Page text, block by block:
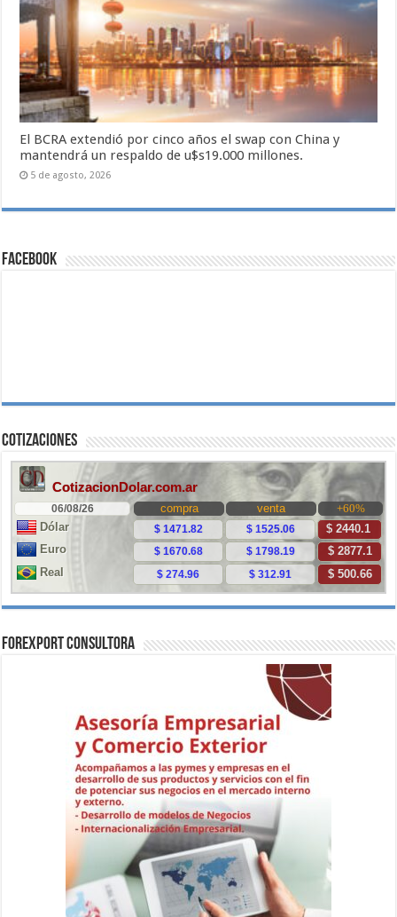
El BCRA extendió por cinco años el swap con China y
mantendrá un respaldo de u$s19.000 millones.
5 de agosto, 2026
Facebook
Cotizaciones
ForExport Consultora